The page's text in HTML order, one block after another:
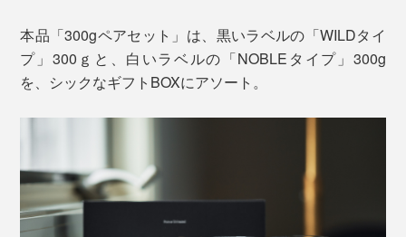
本品「300gペアセット」は、黒いラベルの「WILDタイ
プ」300ｇと、白いラベルの「NOBLEタイプ」300g
を、シックなギフトBOXにアソート。